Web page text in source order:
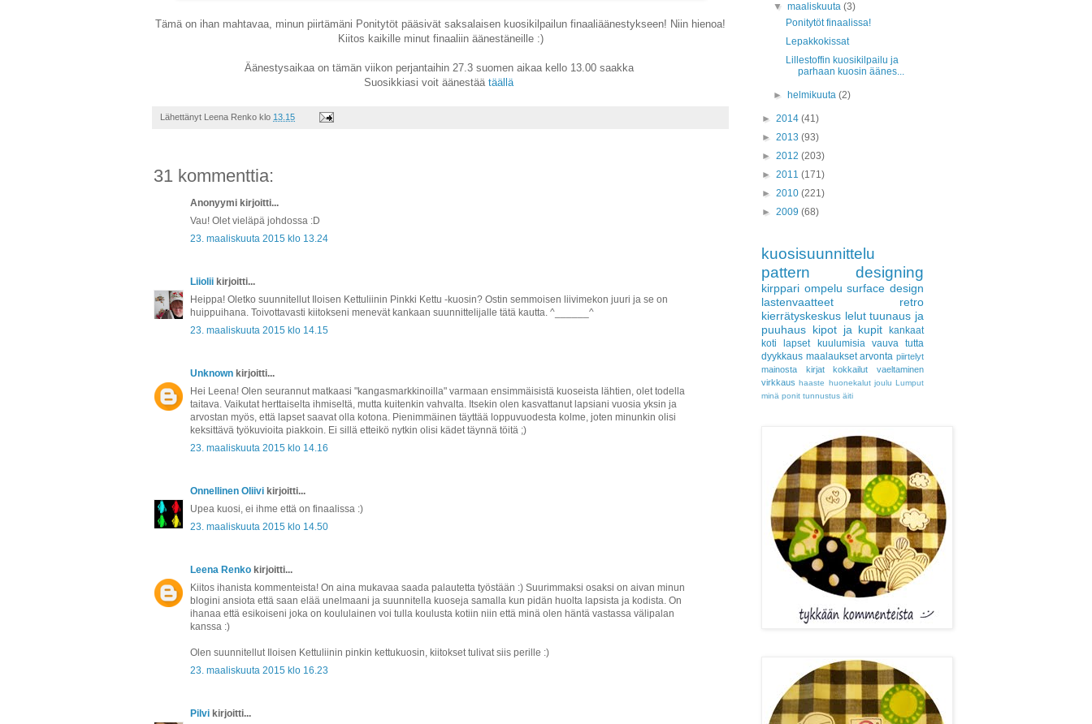
Tämä on ihan mahtavaa, minun piirtämäni Ponitytöt pääsivät saksalaisen kuosikilpailun finaaliäänestykseen! Niin hienoa!
Kiitos kaikille minut finaaliin äänestäneille :)
Äänestysaikaa on tämän viikon perjantaihin 27.3 suomen aikaa kello 13.00 saakka
Suosikkiasi voit äänestää täällä
Lähettänyt Leena Renko klo 13.15
31 kommenttia:
Anonyymi kirjoitti...
Vau! Olet vieläpä johdossa :D
23. maaliskuuta 2015 klo 13.24
Liiolii kirjoitti...
Heippa! Oletko suunnitellut Iloisen Kettuliinin Pinkki Kettu -kuosin? Ostin semmoisen liivimekon juuri ja se on
huippuihana. Toivottavasti kiitokseni menevät kankaan suunnittelijalle tätä kautta. ^______^
23. maaliskuuta 2015 klo 14.15
Unknown kirjoitti...
Hei Leena! Olen seurannut matkaasi "kangasmarkkinoilla" varmaan ensimmäisistä kuoseista lähtien, olet todella
taitava. Vaikutat herttaiselta ihmiseltä, mutta kuitenkin vahvalta. Itsekin olen kasvattanut lapsiani vuosia yksin ja
arvostan myös, että lapset saavat olla kotona. Pienimmäinen täyttää loppuvuodesta kolme, joten minunkin olisi
keksittävä työkuvioita piakkoin. Ei sillä etteikö nytkin olisi kädet täynnä töitä ;)
23. maaliskuuta 2015 klo 14.16
Onnellinen Oliivi kirjoitti...
Upea kuosi, ei ihme että on finaalissa :)
23. maaliskuuta 2015 klo 14.50
Leena Renko kirjoitti...
Kiitos ihanista kommenteista! On aina mukavaa saada palautetta työstään :) Suurimmaksi osaksi on aivan minun
blogini ansiota että saan elää unelmaani ja suunnitella kuoseja samalla kun pidän huolta lapsista ja kodista. On
ihanaa että esikoiseni joka on koululainen voi tulla koulusta kotiin niin että minä olen häntä vastassa välipalan
kanssa :)
Olen suunnitellut Iloisen Kettuliinin pinkin kettukuosin, kiitokset tulivat siis perille :)
23. maaliskuuta 2015 klo 16.23
Pilvi kirjoitti...
▼maaliskuuta(3)
Ponitytöt finaalissa!
Lepakkokissat
Lillestoffin kuosikilpailu ja
parhaan kuosin äänes...
► helmikuuta(2)
► 2014 (41)
► 2013 (93)
► 2012 (203)
► 2011 (171)
► 2010 (221)
► 2009 (68)
kuosisuunnittelu
pattern designing
kirppari ompelu surface design
lastenvaatteet
retro
kierrätyskeskus lelut tuunaus ja
puuhaus kipot ja kupit
kankaat
koti
lapset kuulumisia vauva tutta
dyykkaus maalaukset arvonta piirtelyt
mainosta
kirjat kokkailut
vaeltaminen
virkkaus haaste huonekalut joulu Lumput
minä ponit tunnustus äiti